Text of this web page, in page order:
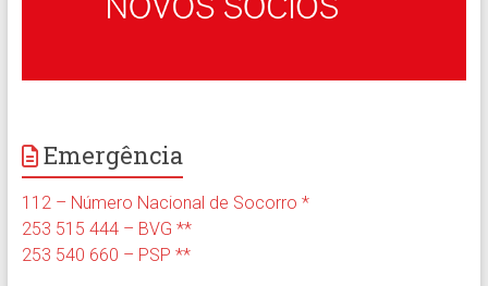
Emergência
112 – Número Nacional de Socorro *
253 515 444 – BVG **
253 540 660 – PSP **